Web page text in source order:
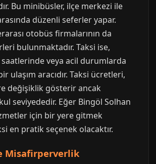
Bu minibüsler, ilçe merkezi ile
düzenli seferler yapar.
otobüs firmalarının da
bulunmaktadır. Taksi ise,
veya acil durumlarda
ulaşım aracıdır. Taksi ücretleri,
değişiklik gösterir ancak
seviyededir. Eğer Bingöl Solhan
için bir yere gitmek
en pratik seçenek olacaktır.
Misafirperverlik